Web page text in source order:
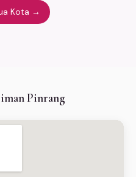
Kota →
Pinrang